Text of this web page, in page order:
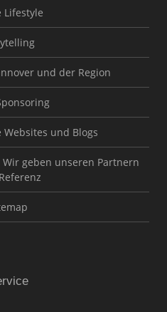
Lifestyle
und der Region
und Blogs
geben unseren Partnern